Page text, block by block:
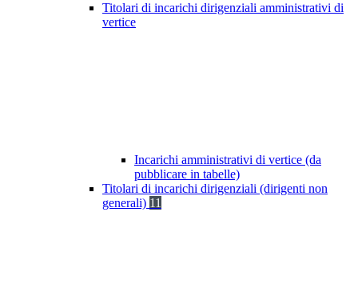
Titolari di incarichi dirigenziali amministrativi di
vertice
Incarichi amministrativi di vertice (da
pubblicare in tabelle)
Titolari di incarichi dirigenziali (dirigenti non
generali) 11